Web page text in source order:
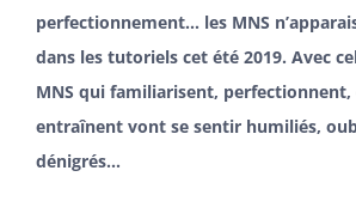
perfectionnement… les MNS
dans les tutoriels cet été 2019. Avec
MNS qui familiarisent, perfectionnent,
entraînent vont se sentir humiliés,
dénigrés…